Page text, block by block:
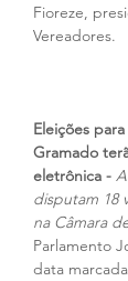
Fioreze,
Vereadores.
Eleições
Gramado
eletrônica -
disputam 18
na Câmara
Parlamento
data